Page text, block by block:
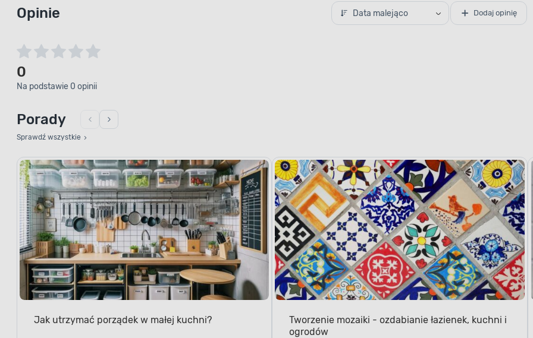
Opinie Data malejąco Dodaj opinię
0
Na podstawie 0 opinii
Porady
Sprawdź wszystkie
Jak utrzymać porządek w małej kuchni?
Tworzenie mozaiki - ozdabianie łazienek, kuchni i
ogrodów